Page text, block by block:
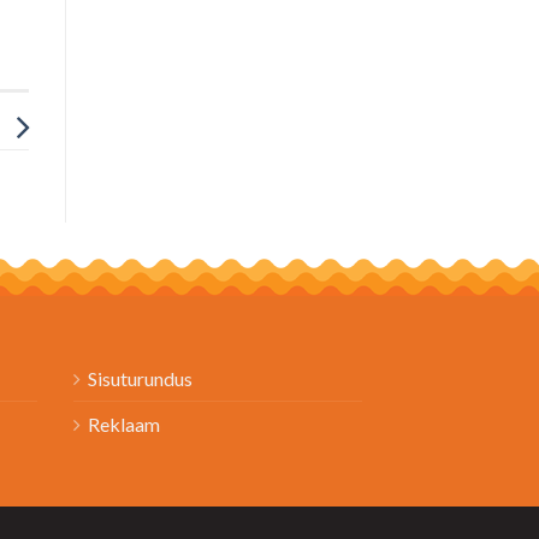
Sisuturundus
Reklaam